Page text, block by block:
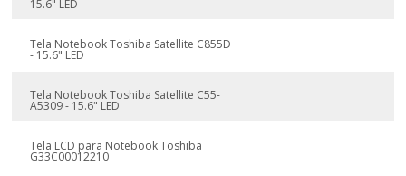
15.6" LED
Tela Notebook Toshiba Satellite C855D
- 15.6" LED
Tela Notebook Toshiba Satellite C55-
A5309 - 15.6" LED
Tela LCD para Notebook Toshiba
G33C00012210